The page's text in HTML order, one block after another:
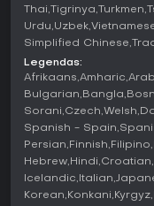
Gameplay
Controles
Upgrades
Gráficos e sons
Ideal para
Para quem busca um
rápida a estratégia
experiência
para sessões solo ou
para o público jovem.
Thai
Tigrinya Turkmen
Urdu Uzbek
Simplified Chinese
Legendas:
Afrikaans Amharic
Bulgarian Bangla
Sorani Czech Welsh
Spanish - Spain
Persian Finnish Filipino
Hebrew Hindi Croatian
Icelandic Italian
Korean Konkani Kyrgyz